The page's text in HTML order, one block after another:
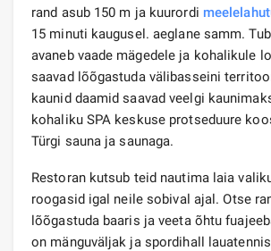
rand asub 150 m ja kuurordi
15 minuti kaugusel. aeglane samm.
avaneb vaade mägedele ja kohalikule
saavad lõõgastuda välibasseini
kaunid daamid saavad veelgi
kohaliku SPA keskuse protseduure
Türgi sauna ja saunaga.
Restoran kutsub teid nautima laia
roogasid igal neile sobival ajal. Otse
lõõgastuda baaris ja veeta õhtu
on mänguväljak ja spordihall